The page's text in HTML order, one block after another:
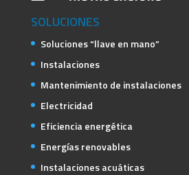
SOLUCIONES
Soluciones “llave en mano”
Instalaciones
Mantenimiento de instalaciones
Electricidad
Eficiencia energética
Energías renovables
Instalaciones acuáticas